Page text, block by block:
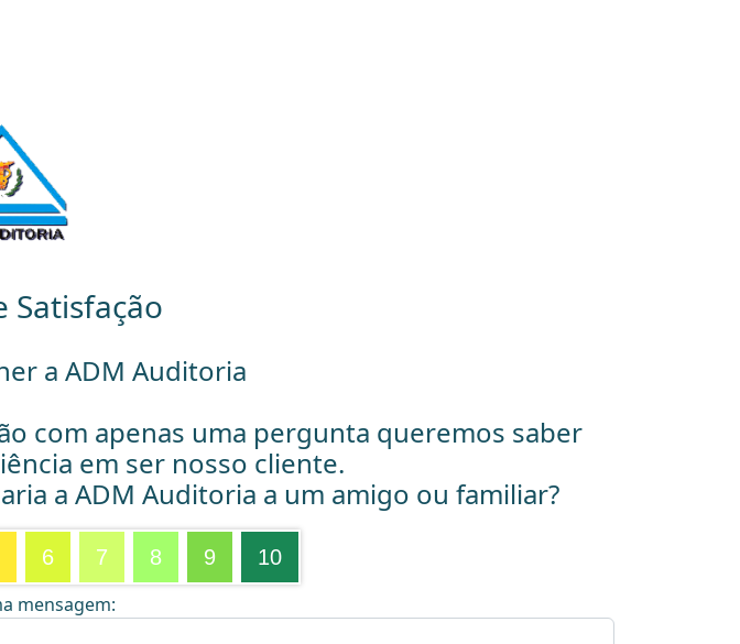
Satisfação
a ADM Auditoria
com apenas uma pergunta queremos saber
em ser nosso cliente.
a ADM Auditoria a um amigo ou familiar?
6 7 8 9
10
mensagem: